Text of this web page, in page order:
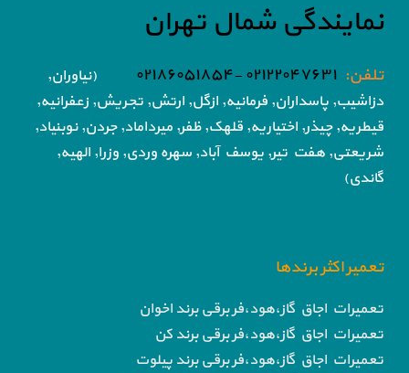
نمایندگی شمال تهران
تلفن: ۰۲۱۲۲۰۴۷۶۳۱ -۰۲۱۸۶۰۵۱۸۵۴
(نیاوران,
دزاشیب, پاسداران, فرمانیه, ازگل, ارتش, تجریش, زعفرانیه,
قیطریه, چیذر, اختیاریه, قلهک, ظفر, میرداماد, جردن, نوبنیاد,
شریعتی, هفت تیر, یوسف آباد, سهره وردی, وزرا, الهیه,
گاندی)
تعمیر اکثر برندها
تعمیرات اجاق گاز،هود،فر برقی برند اخوان
تعمیرات اجاق گاز،هود،فر برقی برند کن
تعمیرات اجاق گاز،هود،فر برقی برند پیلوت